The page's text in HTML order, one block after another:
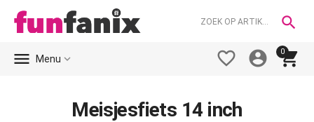

0



 Menu 
Meisjesfiets 14 inch